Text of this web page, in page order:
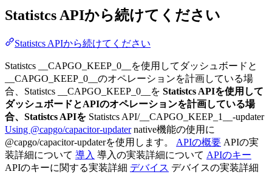
Statistcs APIから続けてください
Statistcs APIから続けてください
Statistcs __CAPGO_KEEP_0__を使用してダッシュボードと
__CAPGO_KEEP_0__のオペレーションを計画している場
合、Statistcs __CAPGO_KEEP_0__を Statistcs APIを使用して
ダッシュボードとAPIのオペレーションを計画している場
合、Statistcs APIを Statistcs API/__CAPGO_KEEP_1__-updater
Using @capgo/capacitor-updaternative機能の使用に
@capgo/capacitor-updaterを使用します。 APIの概要 APIの実
装詳細について 導入 導入の実装詳細について APIのキー
APIのキーに関する実装詳細 デバイス デバイスの実装詳細